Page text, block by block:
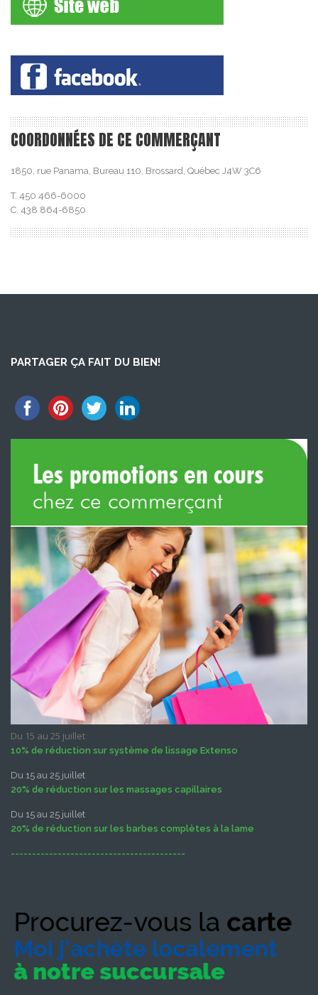
COORDONNÉES DE CE COMMERÇANT
1850, rue Panama, Bureau 110, Brossard, Québec J4W 3C6
T. 450 466-6000
C. 438 864-6850
PARTAGER ÇA FAIT DU BIEN!
Du 15 au 25 juillet
10% de réduction sur système de lissage Extenso
Du 15 au 25 juillet
20% de réduction sur les massages capillaires
Du 15 au 25 juillet
20% de réduction sur les barbes complètes à la lame
-----------------------------------------